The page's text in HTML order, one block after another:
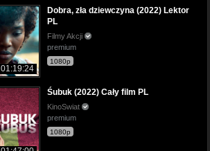
01:19:24
Dobra, zła dziewczyna (2022) Lektor
PL
Filmy Akcji
premium
1080p
Śubuk (2022) Cały film PL
KinoSwiat
premium
1080p